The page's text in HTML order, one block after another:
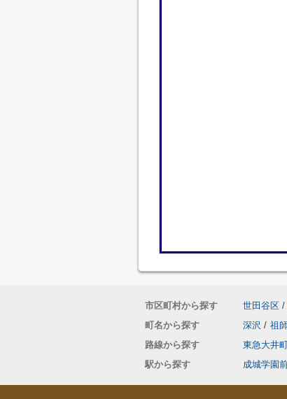
市区町村から探す 世田谷区 /
町名から探す
深沢 / 祖
路線から探す
東急大井
駅から探す
成城学園